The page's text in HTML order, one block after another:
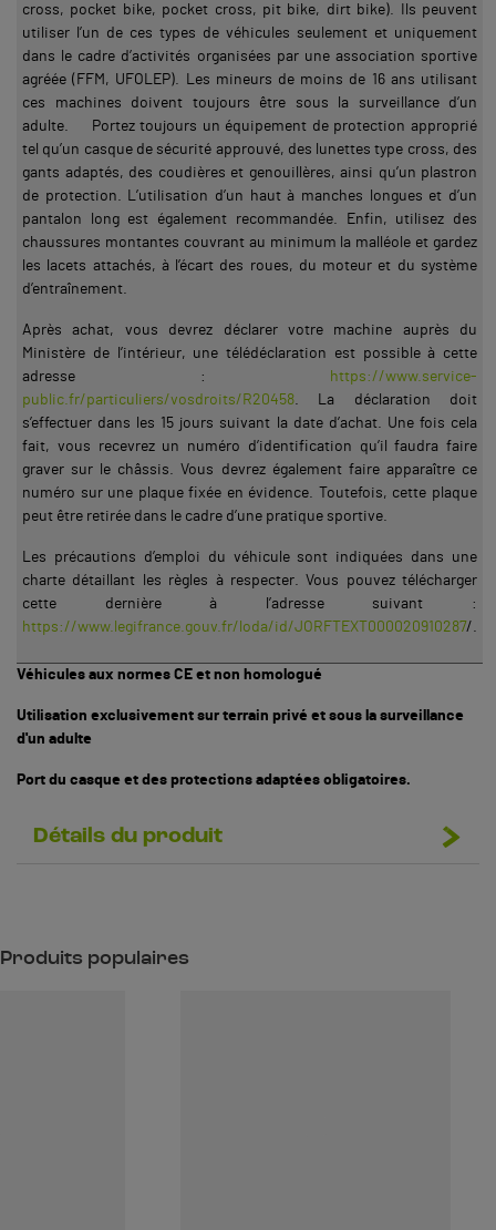
cross, pocket bike, pocket cross, pit bike, dirt bike). Ils peuvent
utiliser l’un de ces types de véhicules seulement et uniquement
dans le cadre d’activités organisées par une association sportive
agréée (FFM, UFOLEP). Les mineurs de moins de 16 ans utilisant
ces machines doivent toujours être sous la surveillance d’un
adulte. Portez toujours un équipement de protection approprié
tel qu’un casque de sécurité approuvé, des lunettes type cross, des
gants adaptés, des coudières et genouillères, ainsi qu’un plastron
de protection. L’utilisation d’un haut à manches longues et d’un
pantalon long est également recommandée. Enfin, utilisez des
chaussures montantes couvrant au minimum la malléole et gardez
les lacets attachés, à l’écart des roues, du moteur et du système
d’entraînement.
Après achat, vous devrez déclarer votre machine auprès du
Ministère de l’intérieur, une télédéclaration est possible à cette
adresse :
https://www.service-
public.fr/particuliers/vosdroits/R20458 . La déclaration doit
s’effectuer dans les 15 jours suivant la date d’achat. Une fois cela
fait, vous recevrez un numéro d’identification qu’il faudra faire
graver sur le châssis. Vous devrez également faire apparaître ce
numéro sur une plaque fixée en évidence. Toutefois, cette plaque
peut être retirée dans le cadre d’une pratique sportive.
Les précautions d’emploi du véhicule sont indiquées dans une
charte détaillant les règles à respecter. Vous pouvez télécharger
cette dernière à l’adresse suivant :
https://www.legifrance.gouv.fr/loda/id/JORFTEXT000020910287/.
Véhicules aux normes CE et non homologué
Utilisation exclusivement sur terrain privé et sous la surveillance
d'un adulte
Port du casque et des protections adaptées obligatoires.
Détails du produit
Produits populaires